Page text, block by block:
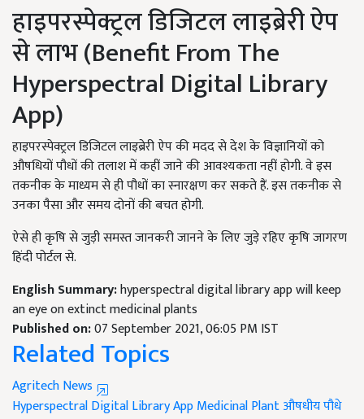
हाइपरस्पेक्ट्रल डिजिटल लाइब्रेरी ऐप
से लाभ (Benefit From The
Hyperspectral Digital Library
App)
हाइपरस्पेक्ट्रल डिजिटल लाइब्रेरी ऐप की मदद से देश के विज्ञानियों को
औषधियों पौधों की तलाश में कहीं जाने की आवश्यकता नहीं होगी. वे इस
तकनीक के माध्यम से ही पौधों का स्नारक्षण कर सकते हैं. इस तकनीक से
उनका पैसा और समय दोनों की बचत होगी.
ऐसे ही कृषि से जुड़ी समस्त जानकरी जानने के लिए जुड़े रहिए कृषि जागरण
हिंदी पोर्टल से.
English Summary:hyperspectral digital library app will keep
an eye on extinct medicinal plants
Published on:07 September 2021, 06:05 PM IST
Related Topics
Agritech News
Hyperspectral Digital Library AppMedicinal Plantऔषधीय पौधे